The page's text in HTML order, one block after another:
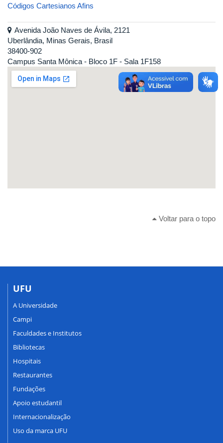
Códigos Cartesianos Afins
Avenida João Naves de Ávila, 2121
Uberlândia, Minas Gerais, Brasil
38400-902
Campus Santa Mônica - Bloco 1F - Sala 1F158
Voltar para o topo
UFU
A Universidade
Campi
Faculdades e Institutos
Bibliotecas
Hospitais
Restaurantes
Fundações
Apoio estudantil
Internacionalização
Uso da marca UFU